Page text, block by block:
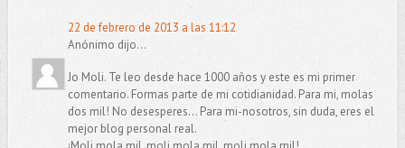
22 de febrero de 2013 a las 11:12
Anónimo dijo...
Jo Moli. Te leo desde hace 1000 años y este es mi primer
comentario. Formas parte de mi cotidianidad. Para mi, molas
dos mil! No desesperes... Para mi-nosotros, sin duda, eres el
mejor blog personal real.